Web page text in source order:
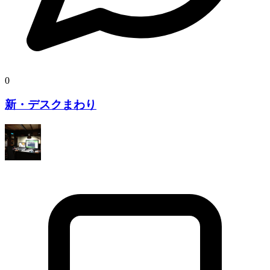
0
新・デスクまわり